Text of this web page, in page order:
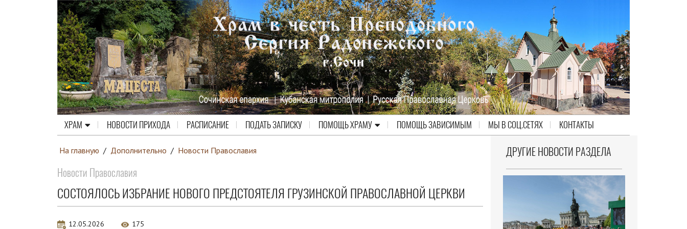
ХРАМ НОВОСТИ ПРИХОДА РАСПИСАНИЕ ПОДАТЬ ЗАПИСКУ ПОМОЩЬ ХРАМУ ПОМОЩЬ ЗАВИСИМЫМ МЫ В СОЦ.СЕТЯХ КОНТАКТЫ
На главную / Дополнительно / Новости Православия
Новости Православия
СОСТОЯЛОСЬ ИЗБРАНИЕ НОВОГО ПРЕДСТОЯТЕЛЯ ГРУЗИНСКОЙ ПРАВОСЛАВНОЙ ЦЕРКВИ
12.05.2026 175
ДРУГИЕ НОВОСТИ РАЗДЕЛА